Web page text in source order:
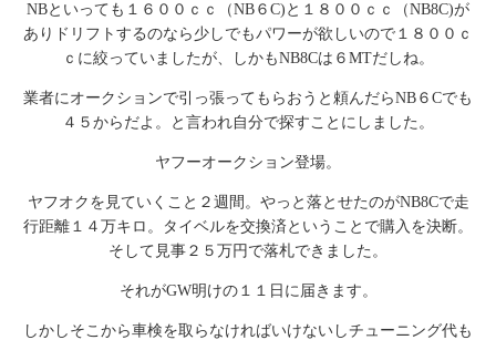
NBといっても１６００ｃｃ（NB６C)と１８００ｃｃ（NB8C)が
ありドリフトするのなら少しでもパワーが欲しいので１８００ｃ
ｃに絞っていましたが、しかもNB8Cは６MTだしね。
業者にオークションで引っ張ってもらおうと頼んだらNB６Cでも
４５からだよ。と言われ自分で探すことにしました。
ヤフーオークション登場。
ヤフオクを見ていくこと２週間。やっと落とせたのがNB8Cで走
行距離１４万キロ。タイベルを交換済ということで購入を決断。
そして見事２５万円で落札できました。
それがGW明けの１１日に届きます。
しかしそこから車検を取らなければいけないしチューニング代も